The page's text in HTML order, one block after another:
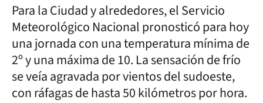
Para la Ciudad y alrededores, el Servicio
Meteorológico Nacional pronosticó para hoy
una jornada con una temperatura mínima de
2º y una máxima de 10. La sensación de frío
se veía agravada por vientos del sudoeste,
con ráfagas de hasta 50 kilómetros por hora.